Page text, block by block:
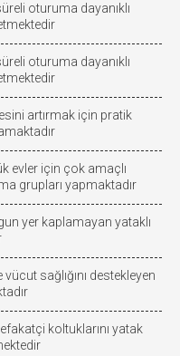
oturuma dayanıklı
oturuma dayanıklı
artırmak için pratik
evler için çok amaçlı
grupları yapmaktadır
yer kaplamayan yataklı
sağlığını destekleyen
koltuklarını yatak